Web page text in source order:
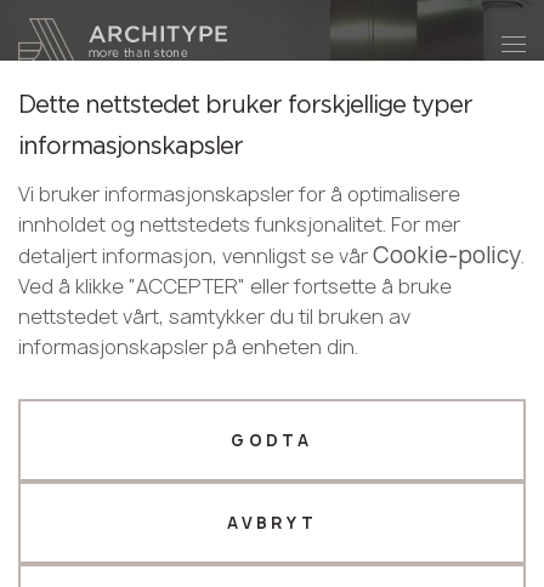
English
Norwegian
+48 22 602 20 22
Bli en partner
GRANDEX
Sjarmen til en solid overflate ligger i sensasjonene og
mulighetene. Så snart du berører den glatte og varme
overflaten, vil du umiddelbart føle denne magien. Solid
overflate GRANDEX er fleksibel og kan brukes til å lage
produkter med de mest uvanlige former. Så det er
ingen grenser for fantasien når du bestiller en
benkeplate, en vinduskarm eller en servant laget av
Bli en partner
Legg igjen dine opplysninger eller ring
oss
+48 22 602 20 22
Din bedriftsprofil
Takk!
våre ledere vil kontakte deg snart
Dette nettstedet bruker forskjellige typer
informasjonskapsler
Vi bruker informasjonskapsler for å optimalisere
innholdet og nettstedets funksjonalitet. For mer
detaljert informasjon, vennligst se vårCookie-policy.
Ved å klikke "ACCEPTER" eller fortsette å bruke
nettstedet vårt, samtykker du til bruken av
informasjonskapsler på enheten din.
AVBRYT
GODTA